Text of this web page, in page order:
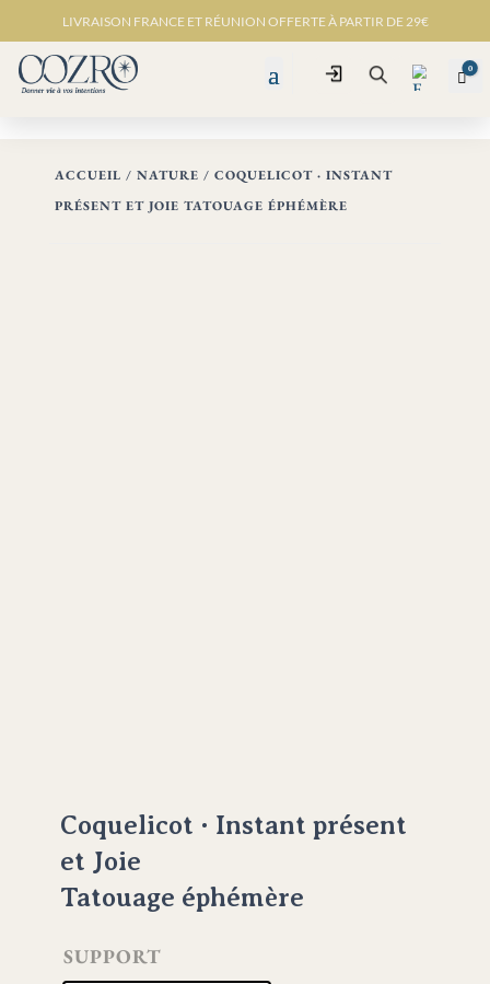
LIVRAISON FRANCE ET RÉUNION OFFERTE À PARTIR DE 29€
ConnexionRecherche
0
ACCUEIL / NATURE / COQUELICOT · INSTANT
PRÉSENT ET JOIE TATOUAGE ÉPHÉMÈRE
Coquelicot · Instant présent
et Joie
Tatouage éphémère
SUPPORT